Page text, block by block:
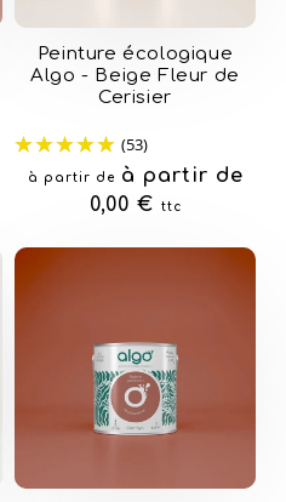
Peinture écologique
Algo - Beige Fleur de
Cerisier
(53)
Prix
habituel
à partir de
à partir de
0,00 €
ttc